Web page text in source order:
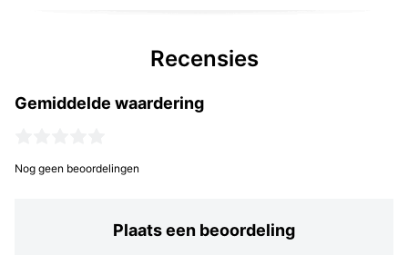
Recensies
Gemiddelde waardering
Nog geen beoordelingen
Plaats een beoordeling